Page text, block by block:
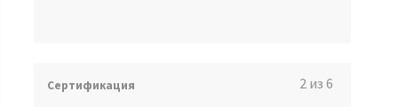
2 из 6
Сертификация